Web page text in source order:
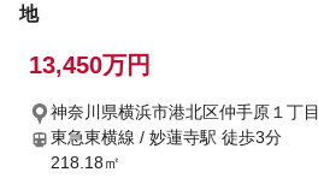
地
13,450万円
神奈川県横浜市港北区仲手原１丁目
東急東横線 / 妙蓮寺駅 徒歩3分
218.18㎡